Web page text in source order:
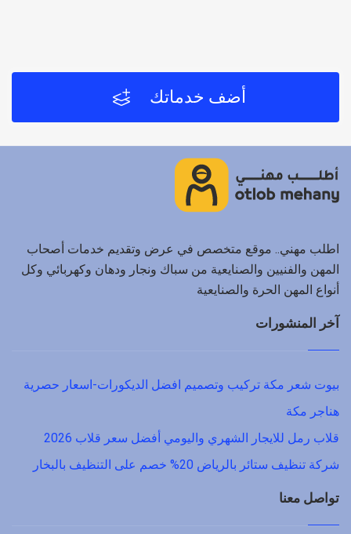
أضف خدماتك
اطلب مهني.. موقع متخصص في عرض وتقديم خدمات أصحاب
المهن والفنيين والصنايعية من سباك ونجار ودهان وكهربائي وكل
أنواع المهن الحرة والصنايعية
آخر المنشورات
بيوت شعر مكة تركيب وتصميم افضل الديكورات-اسعار حصرية
هناجر مكة
قلاب رمل للايجار الشهري واليومي أفضل سعر قلاب 2026
شركة تنظيف ستائر بالرياض 20% خصم على التنظيف بالبخار
تواصل معنا